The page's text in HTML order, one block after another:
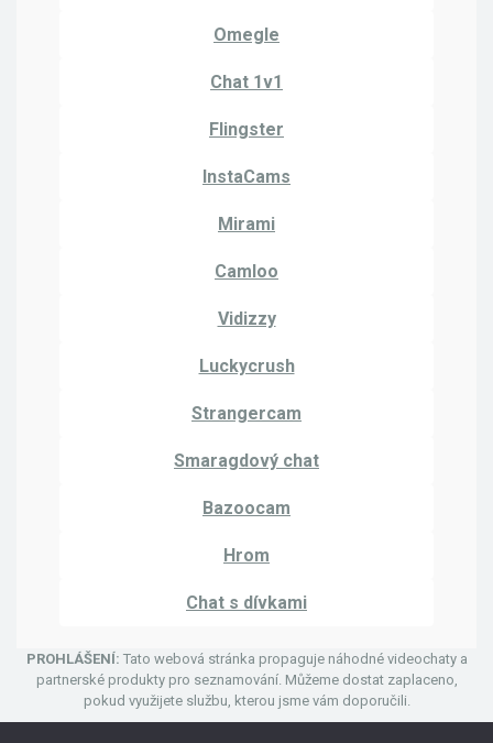
Omegle
Chat 1v1
Flingster
InstaCams
Mirami
Camloo
Vidizzy
Luckycrush
Strangercam
Smaragdový chat
Bazoocam
Hrom
Chat s dívkami
PROHLÁŠENÍ: Tato webová stránka propaguje náhodné videochaty a
partnerské produkty pro seznamování. Můžeme dostat zaplaceno,
pokud využijete službu, kterou jsme vám doporučili.